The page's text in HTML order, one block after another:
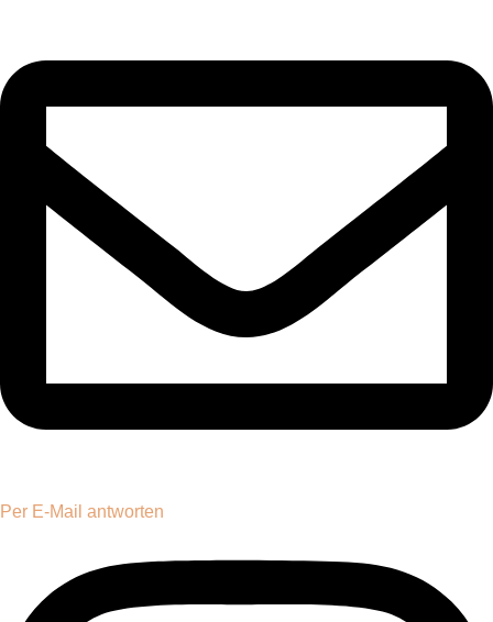
Per E-Mail antworten